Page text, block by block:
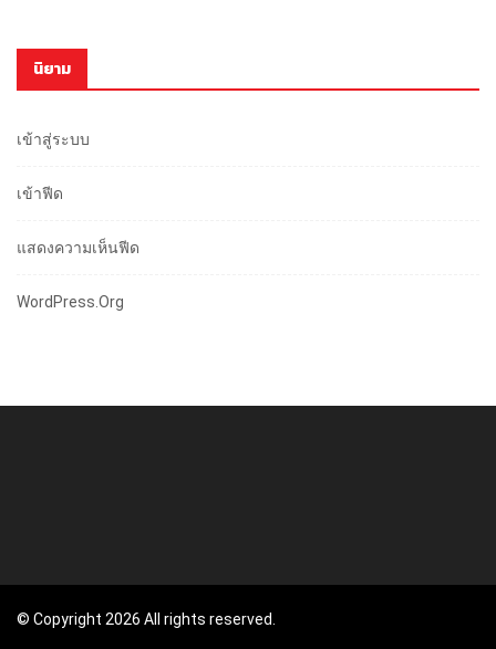
นิยาม
เข้าสู่ระบบ
เข้าฟีด
แสดงความเห็นฟีด
WordPress.org
© Copyright 2026 All rights reserved.